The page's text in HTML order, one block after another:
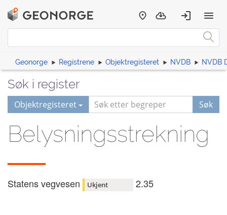
Geonorge Registrene Objektregisteret NVDB NVDB
Søk i register
Objektregisteret Søk
Belysningsstrekning
Statens vegvesen Ukjent 2.35